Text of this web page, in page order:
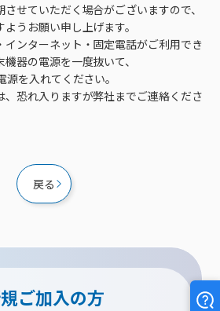
せていただく場合がございますので、
うお願い申し上げます。
ンターネット・固定電話がご利用でき
器の電源を一度抜いて、
を入れてください。
恐れ入りますが弊社までご連絡くださ
戻る
ご加入の方